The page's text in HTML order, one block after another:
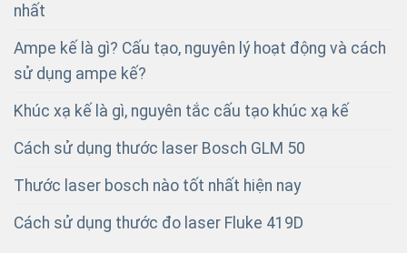
nhất
Ampe kế là gì? Cấu tạo, nguyên lý hoạt động và cách
sử dụng ampe kế?
Khúc xạ kế là gì, nguyên tắc cấu tạo khúc xạ kế
Cách sử dụng thước laser Bosch GLM 50
Thước laser bosch nào tốt nhất hiện nay
Cách sử dụng thước đo laser Fluke 419D